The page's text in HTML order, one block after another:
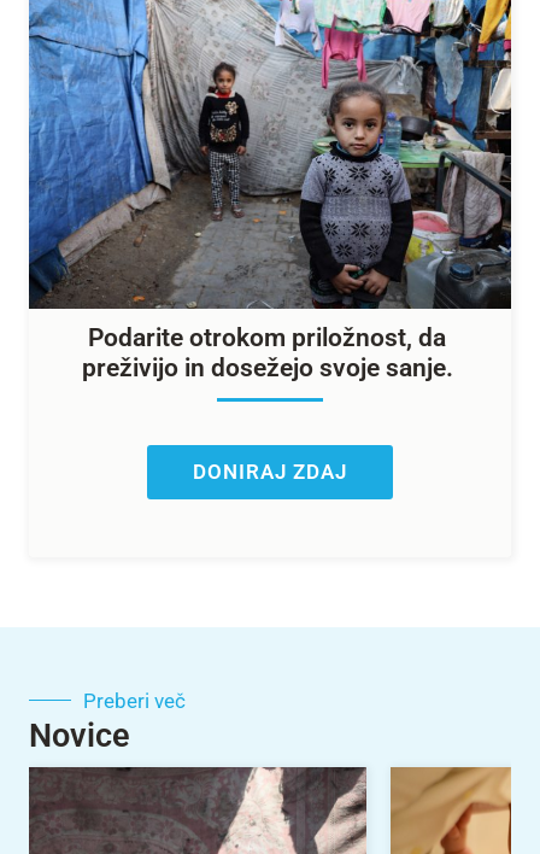
Podarite otrokom priložnost, da
preživijo in dosežejo svoje sanje.
DONIRAJ ZDAJ
Preberi več
Novice